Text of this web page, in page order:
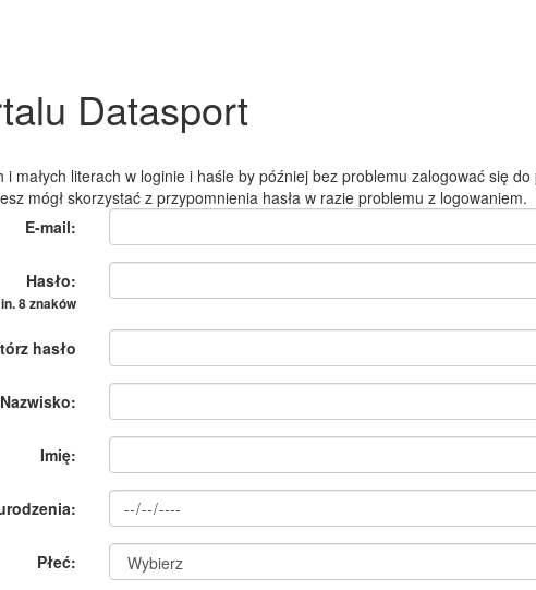
Datasport
małych literach w loginie i haśle by później bez problemu zalogować się do
mógł skorzystać z przypomnienia hasła w razie problemu z logowaniem.
E-mail:
Hasło:
8 znaków
hasło
Nazwisko:
Imię:
Płeć: